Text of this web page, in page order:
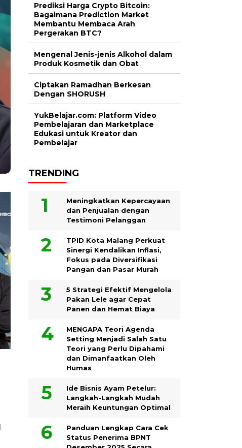
Prediksi Harga Crypto Bitcoin:
Bagaimana Prediction Market
Membantu Membaca Arah
Pergerakan BTC?
Mengenal Jenis-jenis Alkohol dalam
Produk Kosmetik dan Obat
Ciptakan Ramadhan Berkesan
Dengan SHORUSH
YukBelajar.com: Platform Video
Pembelajaran dan Marketplace
Edukasi untuk Kreator dan
Pembelajar
TRENDING
Meningkatkan Kepercayaan
dan Penjualan dengan
Testimoni Pelanggan
TPID Kota Malang Perkuat
Sinergi Kendalikan Inflasi,
Fokus pada Diversifikasi
Pangan dan Pasar Murah
5 Strategi Efektif Mengelola
Pakan Lele agar Cepat
Panen dan Hemat Biaya
MENGAPA Teori Agenda
Setting Menjadi Salah Satu
Teori yang Perlu Dipahami
dan Dimanfaatkan Oleh
Humas
Ide Bisnis Ayam Petelur:
Langkah-Langkah Mudah
Meraih Keuntungan Optimal
Panduan Lengkap Cara Cek
Status Penerima BPNT